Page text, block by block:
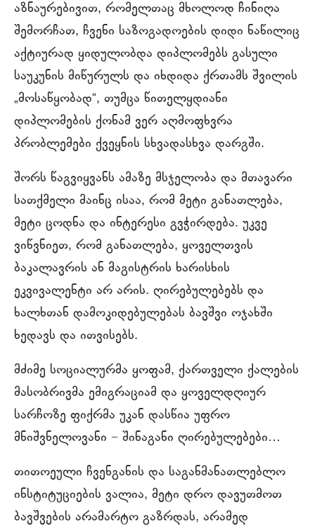
აზნაურებივით, რომელთაც მხოლოდ ჩინიღა
შემორჩათ, ჩვენი საზოგადოების დიდი ნაწილიც
აქტიურად ყიდულობდა დიპლომებს გასული
საუკუნის მიწურულს და იხდიდა ქრთამს შვილის
„მოსაწყობად“, თუმცა წითელყდიანი
დიპლომების ქონამ ვერ აღმოფხვრა
პრობლემები ქვეყნის სხვადასხვა დარგში.
შორს წაგვიყვანს ამაზე მსჯელობა და მთავარი
სათქმელი მაინც ისაა, რომ მეტი განათლება,
მეტი ცოდნა და ინტერესი გვჭირდება. უკვე
ვიწვნიეთ, რომ განათლება, ყოველთვის
ბაკალავრის ან მაგისტრის ხარისხის
ეკვივალენტი არ არის. ღირებულებებს და
ხალხთან დამოკიდებულებას ბავშვი ოჯახში
ხედავს და ითვისებს.
მძიმე სოციალურმა ყოფამ, ქართველი ქალების
მასობრივმა ემიგრაციამ და ყოველდღიურ
სარჩოზე ფიქრმა უკან დასწია უფრო
მნიშვნელოვანი − შინაგანი ღირებულებები…
თითოეული ჩვენგანის და საგანმანათლებლო
ინსტიტუციების ვალია, მეტი დრო დავუთმოთ
ბავშვების არამარტო გაზრდას, არამედ